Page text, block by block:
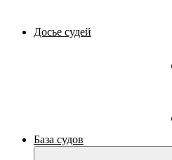
Досье судей
База судов